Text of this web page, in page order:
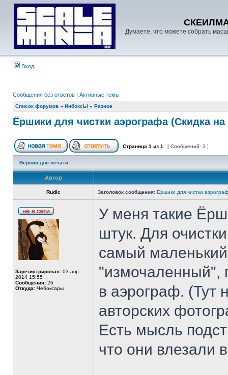
Думаете, что можете собрать
Вход
Сообщения без ответов | Активные темы
Список форумов » ИнбоксЫ » Разное
Ёршики для чистки аэрографа (Скидка
Страница 1 из 1 [ Сообщений: 3 ]
Версия для печати
Автор
Rudic Заголовок сообщения: Ёршики для чистки
Зарегистрирован: 03 апр
2014 15:55
Сообщения: 26
Откуда: Чебоксары
У меня такие
штук. Для
самый
"измочаленный",
в аэрограф. (Тут
авторских
Есть мысль
что они влезали